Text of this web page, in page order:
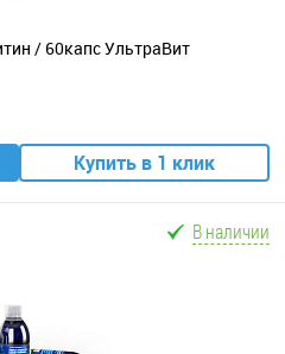
/ 60капс УльтраВит
Купить в 1 клик
В наличии